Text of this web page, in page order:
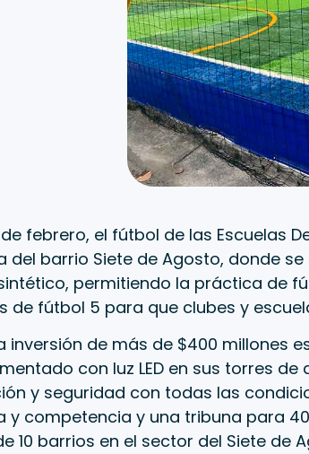
febrero, el fútbol de las Escuelas
del barrio Siete de Agosto, donde
permitiendo la práctica de
de fútbol 5 para que clubes y
inversión de más de $400 millones
con luz LED en sus torres
y seguridad con todas las
y competencia y una tribuna para
10 barrios en el sector del Siete de